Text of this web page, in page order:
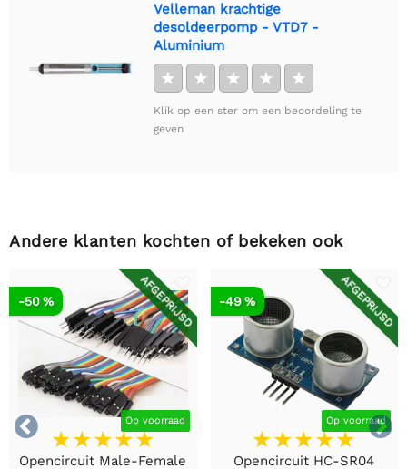
Velleman krachtige
desoldeerpomp - VTD7 -
Aluminium
★ ★ ★ ★ ★
Klik op een ster om een beoordeling te
geven
Andere klanten kochten of bekeken ook


AFGEPRIJSD
Op voorraad
-50 %
Opencircuit Male-Female
AFGEPRIJSD
Op voorraad
-49 %
Opencircuit HC-SR04